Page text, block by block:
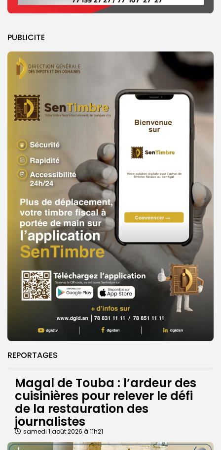
PUBLICITE
REPORTAGES
Magal de Touba : l’ardeur des
cuisinières pour relever le défi
de la restauration des
journalistes
samedi 1 août 2026 à 11h21